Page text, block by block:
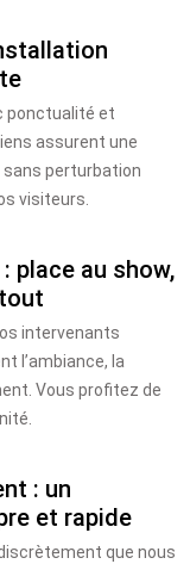
ponctualité et
assurent une
sans perturbation
visiteurs.
place au show,
intervenants
l’ambiance, la
Vous profitez de
: un
et rapide
que nous